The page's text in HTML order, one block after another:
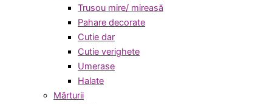
Trusou mire/ mireasă
Pahare decorate
Cutie dar
Cutie verighete
Umerase
Halate
Mărturii